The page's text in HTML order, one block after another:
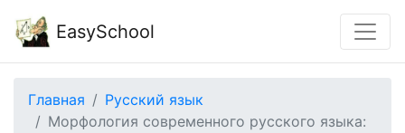
EasySchool
Главная
Русский язык
Морфология современного русского языка: